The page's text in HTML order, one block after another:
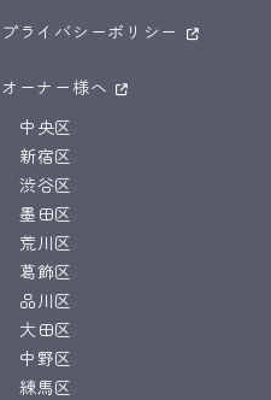
プライバシーポリシー
オーナー様へ
中央区
新宿区
渋谷区
墨田区
荒川区
葛飾区
品川区
大田区
中野区
練馬区